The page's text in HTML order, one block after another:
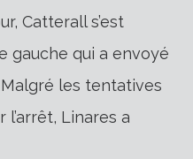
Catterall s’est
gauche qui a envoyé
les tentatives
Linares a